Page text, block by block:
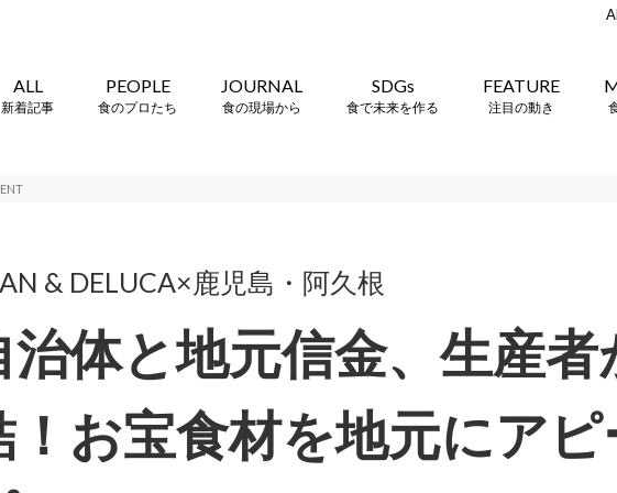
ALL
新着記事
PEOPLE
食のプロたち
JOURNAL
食の現場から
SDGs
食で未来を作る
FEATURE
注目の動き
& DELUCA×鹿児島・阿久根
治体と地元信金、生産
！お宝食材を地元にア